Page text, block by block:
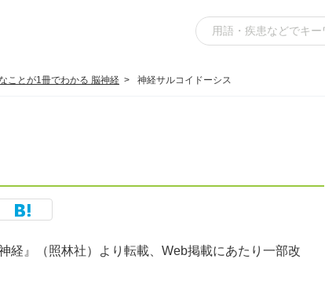
ことが1冊でわかる 脳神経 神経サルコイドーシス
経』（照林社）より転載、Web掲載にあたり一部改